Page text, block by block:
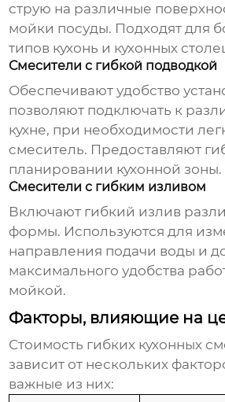
струю на различные
мойки посуды. Подходят для
типов кухонь и кухонных
Смесители с гибкой подводкой
Обеспечивают удобство
позволяют подключать к
кухне, при необходимости
смеситель. Предоставляют
планировании кухонной зоны.
Смесители с гибким изливом
Включают гибкий излив
формы. Используются для
направления подачи воды и
максимального удобства
мойкой.
Факторы, влияющие на
Стоимость гибких кухонных
зависит от нескольких
важные из них: